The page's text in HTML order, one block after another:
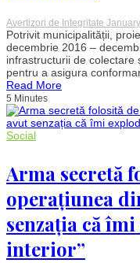
Avertizori de Integritate
Potrivit municipalității,
decembrie 2016 –
infrastructurii de colectare
pentru a asigura
Read More
5 Minutes
Social
Arma secretă
operațiunea
senzația că
interior”